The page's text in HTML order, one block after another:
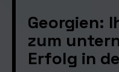
Georgien:
zum
Erfolg in